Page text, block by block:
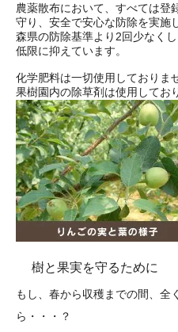
農薬散布において、すべては登
守り、安全で安心な防除を実施
森県の防除基準より2回少なく
低限に抑えています。
化学肥料は一切使用しておりま
果樹園内の除草剤は使用してお
樹と果実を守るために
もし、春から収穫までの間、全
ら・・・？